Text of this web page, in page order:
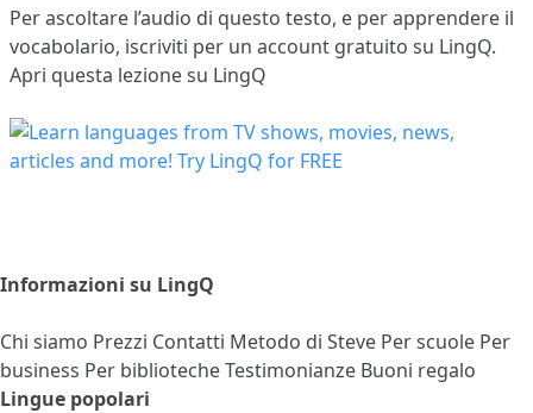
Per ascoltare l’audio di questo testo, e per apprendere il
vocabolario, iscriviti per un account gratuito su LingQ.
Apri questa lezione su LingQ
Informazioni su LingQ
Chi siamo Prezzi Contatti Metodo di Steve Per scuole Per
business Per bibliotecheTestimonianze Buoni regalo
Lingue popolari